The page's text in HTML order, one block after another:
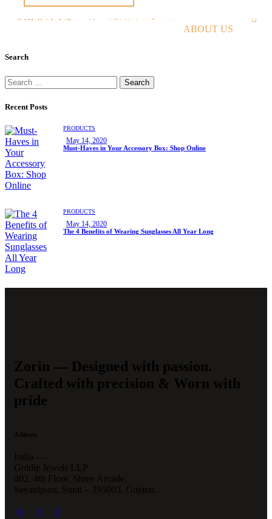
ABOUT US
ABOUT US
ABOUT US
Search
Recent Posts
PRODUCTS
May 14, 2020
Must-Haves in Your Accessory Box: Shop Online
PRODUCTS
May 14, 2020
The 4 Benefits of Wearing Sunglasses All Year Long
Zorin — Designed with passion.
Crafted with precision & Worn with
pride
Address
India —
Goldie Jewels LLP
402, 4th Floor, Shree Arcade,
Sayaidpura, Surat – 395003, Gujarat.